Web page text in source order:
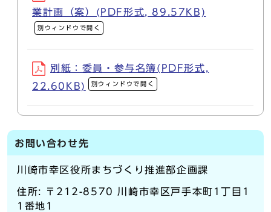
業計画（案）(PDF形式, 89.57KB)
別ウィンドウで開く
別紙：委員・参与名簿(PDF形式,
22.60KB)
別ウィンドウで開く
お問い合わせ先
川崎市幸区役所まちづくり推進部企画課
住所: 〒212-8570 川崎市幸区戸手本町1丁目1
1番地1